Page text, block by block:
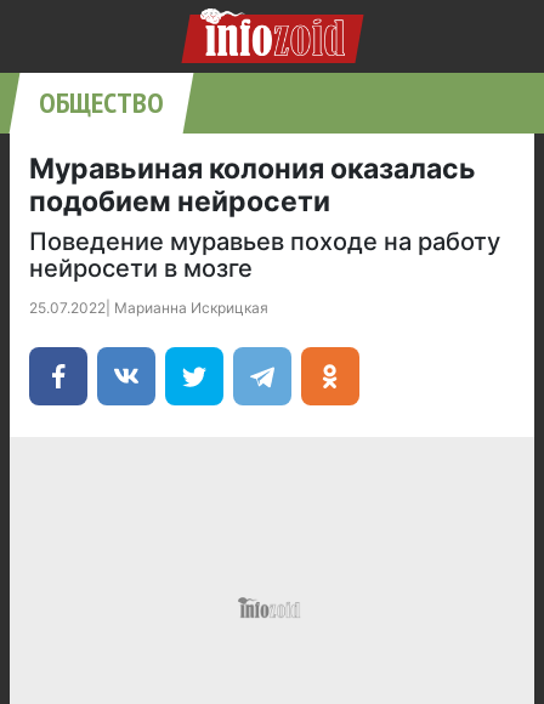
ОБЩЕСТВО
Муравьиная колония оказалась
подобием нейросети
Поведение муравьев походе на работу
нейросети в мозге
25.07.2022 Марианна Искрицкая